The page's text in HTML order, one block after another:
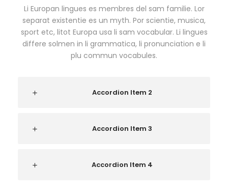
Li Europan lingues es membres del sam familie. Lor
separat existentie es un myth. Por scientie, musica,
sport etc, litot Europa usa li sam vocabular. Li lingues
differe solmen in li grammatica, li pronunciation e li
plu commun vocabules.
Accordion Item 2
Accordion Item 3
Accordion Item 4